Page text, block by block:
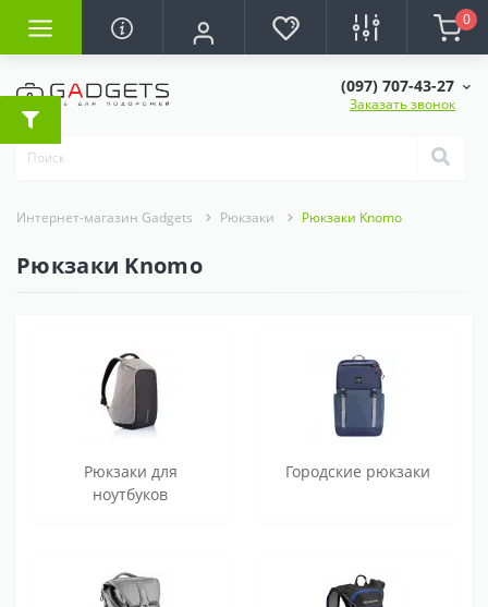
0
(097) 707-43-27
Заказать звонок
Интернет-магазин Gadgets Рюкзаки Рюкзаки Knomo
Рюкзаки Knomo
Рюкзаки для
ноутбуков
Городские рюкзаки